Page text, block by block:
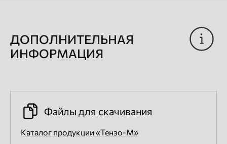
ДОПОЛНИТЕЛЬНАЯ
ИНФОРМАЦИЯ
Файлы для скачивания
Каталог продукции «Тензо-М»